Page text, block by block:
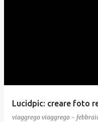
Lucidpic: creare foto
viaggrego viaggrego -